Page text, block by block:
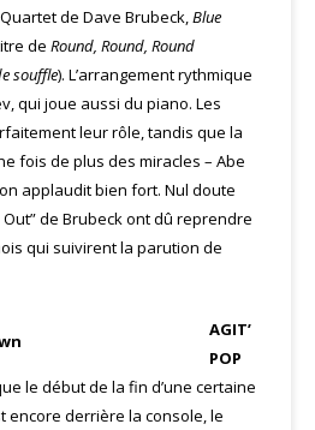
de Dave Brubeck,Blue
de Round, Round, Round
souffle). L’arrangement rythmique
qui joue aussi du piano. Les
leur rôle, tandis que la
fois de plus des miracles – Abe
applaudit bien fort. Nul doute
de Brubeck ont dû reprendre
qui suivirent la parution de
AGIT’
POP
le début de la fin d’une certaine
encore derrière la console, le